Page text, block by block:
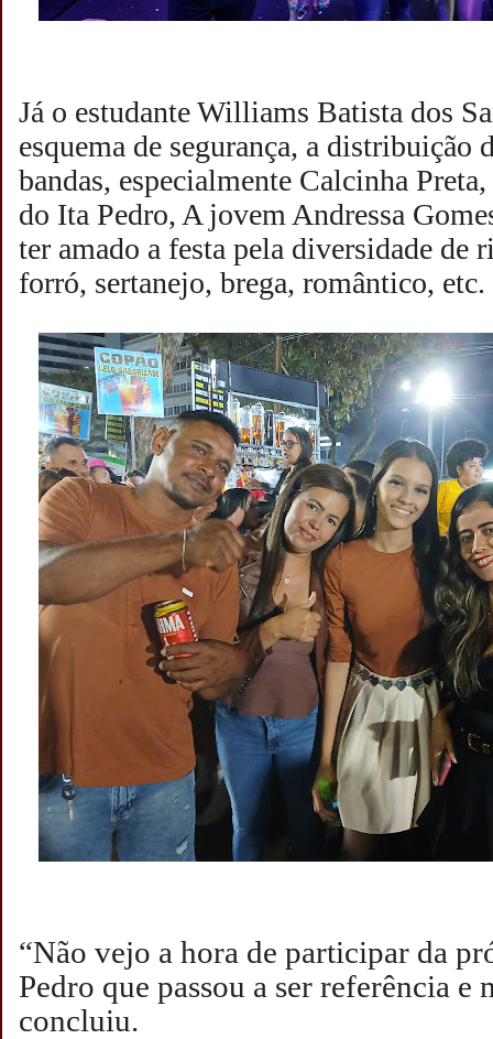
Já o estudante Williams Batista dos
esquema de segurança, a distribuição
bandas, especialmente Calcinha
do Ita Pedro, A jovem Andressa
ter amado a festa pela diversidade de
forró, sertanejo, brega, romântico, etc.
“Não vejo a hora de participar da
Pedro que passou a ser referência e
concluiu.